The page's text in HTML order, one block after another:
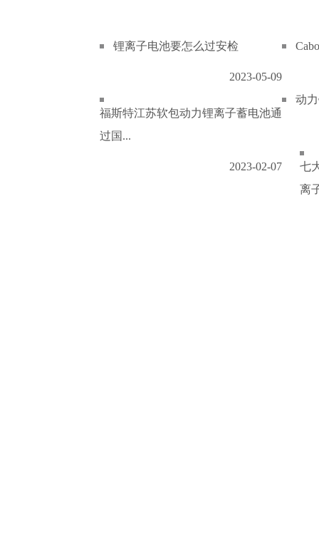
锂离子电池要怎么过安检
2023-05-09
福斯特江苏软包动力锂离子蓄电池通
过国...
2023-02-07
动
七
离